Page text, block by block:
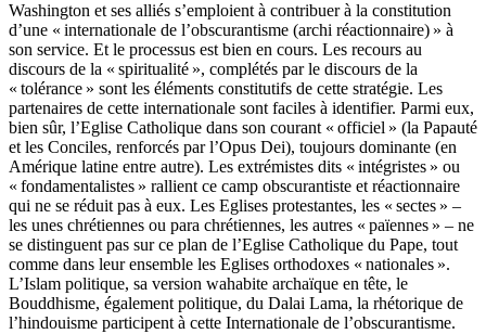
Washington et ses alliés s’emploient à contribuer à la constitution
d’une « internationale de l’obscurantisme (archi réactionnaire) » à
son service. Et le processus est bien en cours. Les recours au
discours de la « spiritualité », complétés par le discours de la
« tolérance » sont les éléments constitutifs de cette stratégie. Les
partenaires de cette internationale sont faciles à identifier. Parmi eux,
bien sûr, l’Eglise Catholique dans son courant « officiel » (la Papauté
et les Conciles, renforcés par l’Opus Dei), toujours dominante (en
Amérique latine entre autre). Les extrémistes dits « intégristes » ou
« fondamentalistes » rallient ce camp obscurantiste et réactionnaire
qui ne se réduit pas à eux. Les Eglises protestantes, les « sectes » –
les unes chrétiennes ou para chrétiennes, les autres « païennes » – ne
se distinguent pas sur ce plan de l’Eglise Catholique du Pape, tout
comme dans leur ensemble les Eglises orthodoxes « nationales ».
L’Islam politique, sa version wahabite archaïque en tête, le
Bouddhisme, également politique, du Dalai Lama, la rhétorique de
l’hindouisme participent à cette Internationale de l’obscurantisme.